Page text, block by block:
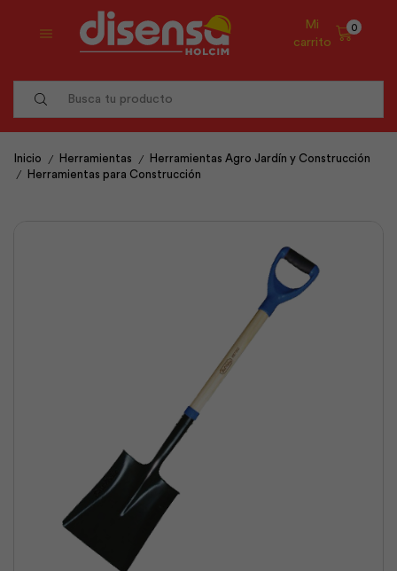
Mi
carrito
0
Inicio / Herramientas / Herramientas Agro Jardín y Construcción
/ Herramientas para Construcción